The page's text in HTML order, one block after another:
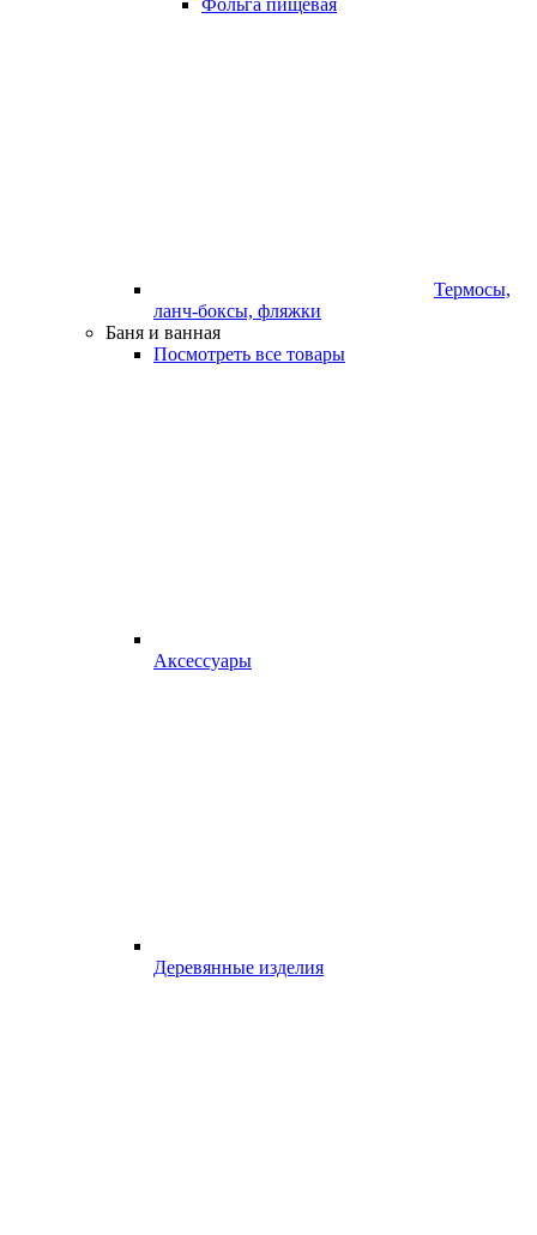
Фольга пищевая
Термосы,
ланч-боксы, фляжки
Баня и ванная
Посмотреть все товары
Аксессуары
Деревянные изделия